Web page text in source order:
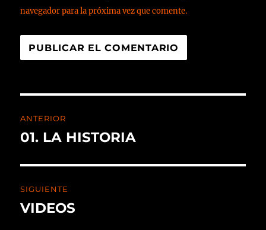
navegador para la próxima vez que comente.
ANTERIOR
01. LA HISTORIA
SIGUIENTE
VIDEOS